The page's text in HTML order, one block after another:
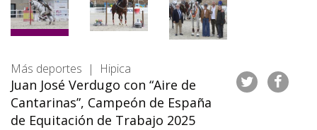
Más deportes | Hipica
Juan José Verdugo con “Aire de
Cantarinas”, Campeón de España
de Equitación de Trabajo 2025